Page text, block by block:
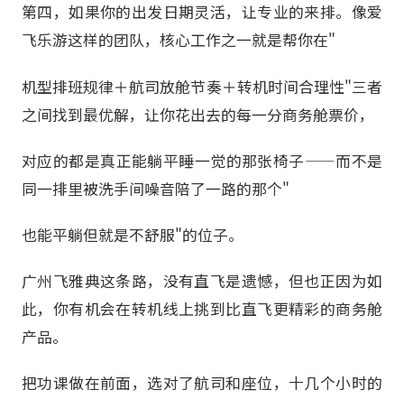
第四，如果你的出发日期灵活，让专业的来排。像爱
飞乐游这样的团队，核心工作之一就是帮你在"
机型排班规律＋航司放舱节奏＋转机时间合理性"三者
之间找到最优解，让你花出去的每一分商务舱票价，
对应的都是真正能躺平睡一觉的那张椅子——而不是
同一排里被洗手间噪音陪了一路的那个"
也能平躺但就是不舒服"的位子。
广州飞雅典这条路，没有直飞是遗憾，但也正因为如
此，你有机会在转机线上挑到比直飞更精彩的商务舱
产品。
把功课做在前面，选对了航司和座位，十几个小时的